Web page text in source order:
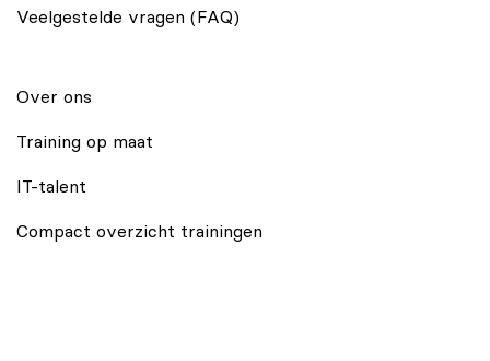
Veelgestelde vragen (FAQ)
Over ons
Training op maat
IT-talent
Compact overzicht trainingen